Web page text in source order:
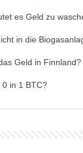
es Geld zu
in die
Geld in Finnland?
0 in 1 BTC?